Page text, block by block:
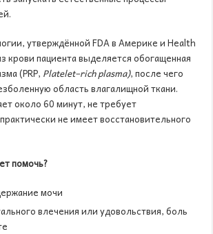
утверждённой FDA в Америке и Health
крови пациента выделяется обогащенная
(PRP, Platelet–richplasma), после чего
область влагалищной ткани.
около 60 минут, не требует
не имеет восстановительного
помочь?
мочи
влечения или удовольствия, боль